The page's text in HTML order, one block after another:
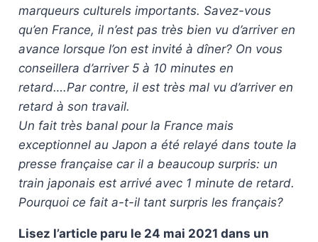
marqueurs culturels importants. Savez-vous
qu’en France, il n’est pas très bien vu d’arriver en
avance lorsque l’on est invité à dîner? On vous
conseillera d’arriver 5 à 10 minutes en
retard….Par contre, il est très mal vu d’arriver en
retard à son travail.
Un fait très banal pour la France mais
exceptionnel au Japon a été relayé dans toute la
presse française car il a beaucoup surpris: un
train japonais est arrivé avec 1 minute de retard.
Pourquoi ce fait a-t-il tant surpris les français?
Lisez l’article paru le 24 mai 2021 dans un